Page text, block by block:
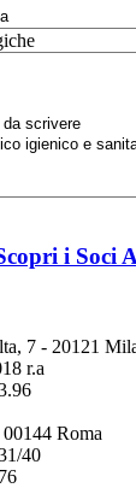
i Soci
7 - 20121
r.a
Roma
40